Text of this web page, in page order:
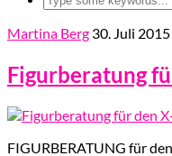
Martina Berg 30. Juli 2015
Figurberatung
FIGURBERATUNG für